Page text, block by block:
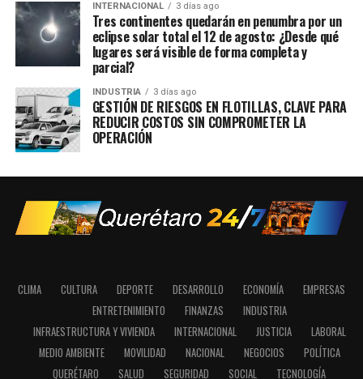
INTERNACIONAL 3 días ago
Tres continentes quedarán en penumbra por un
eclipse solar total el 12 de agosto: ¿Desde qué
lugares será visible de forma completa y
parcial?
INDUSTRIA 3 días ago
GESTIÓN DE RIESGOS EN FLOTILLAS, CLAVE PARA
REDUCIR COSTOS SIN COMPROMETER LA
OPERACIÓN
CLIMA CULTURA DEPORTE DESARROLLO ECONOMÍA
EMPRESAS
ENTRETENIMIENTO
FINANZAS
INDUSTRIA
INFRAESTRUCTURA Y VIVIENDA
INTERNACIONAL JUSTICIA
LABORAL
MEDIO AMBIENTE
MOVILIDAD NACIONAL NEGOCIOS
POLÍTICA
QUERÉTARO
SALUD SEGURIDAD SOCIAL TECNOLOGÍA